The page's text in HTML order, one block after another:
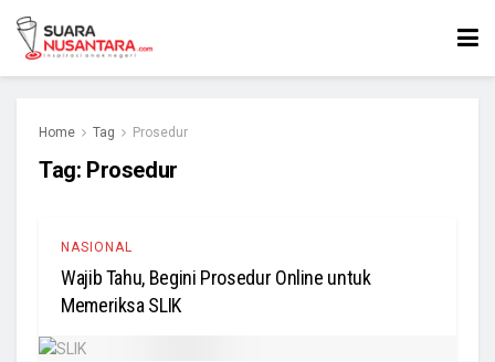
Home Tag Prosedur
Tag: Prosedur
NASIONAL
Wajib Tahu, Begini Prosedur Online untuk
Memeriksa SLIK